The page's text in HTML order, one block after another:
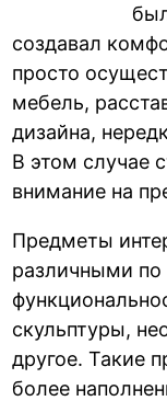
создавал
просто
мебель,
дизайна,
В этом случае
внимание на
Предметы
различными по
скульптуры,
другое. Такие
более